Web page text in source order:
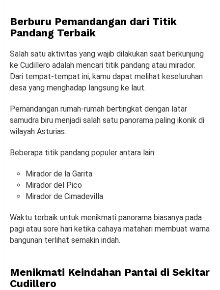
Berburu Pemandangan dari Titik
Pandang Terbaik
Salah satu aktivitas yang wajib dilakukan saat berkunjung
ke Cudillero adalah mencari titik pandang atau mirador.
Dari tempat-tempat ini, kamu dapat melihat keseluruhan
desa yang menghadap langsung ke laut.
Pemandangan rumah-rumah bertingkat dengan latar
samudra biru menjadi salah satu panorama paling ikonik di
wilayah Asturias.
Beberapa titik pandang populer antara lain:
Mirador de la Garita
Mirador del Pico
Mirador de Cimadevilla
Waktu terbaik untuk menikmati panorama biasanya pada
pagi atau sore hari ketika cahaya matahari membuat warna
bangunan terlihat semakin indah.
Menikmati Keindahan Pantai di Sekitar
Cudillero